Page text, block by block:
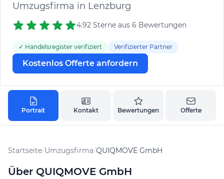
Umzugsfirma in Lenzburg
4.92 Sterne aus 6 Bewertungen
✓ Handelsregister verifiziert Verifizierter Partner
Kostenlos Offerte anfordern
Portrait Kontakt Bewertungen Offerte
Startseite/Umzugsfirma/QUIQMOVE GmbH
Über QUIQMOVE GmbH